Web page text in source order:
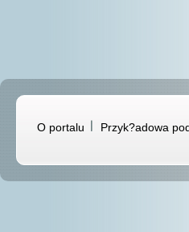
O portalu Przyk?adowa